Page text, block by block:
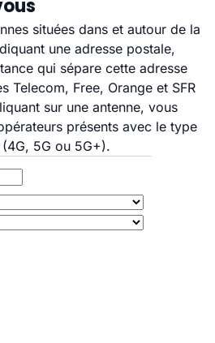
situées dans et autour de la
une adresse postale,
qui sépare cette adresse
Telecom, Free, Orange et SFR
sur une antenne, vous
présents avec le type
5G ou 5G+).